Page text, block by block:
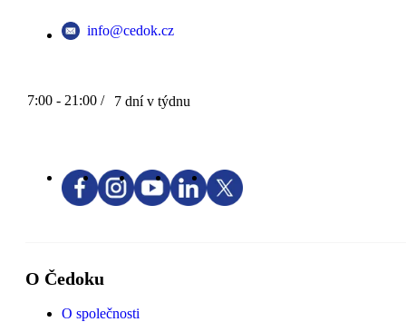
info@cedok.cz
7:00 - 21:00 / 7 dní v týdnu
O Čedoku
O společnosti